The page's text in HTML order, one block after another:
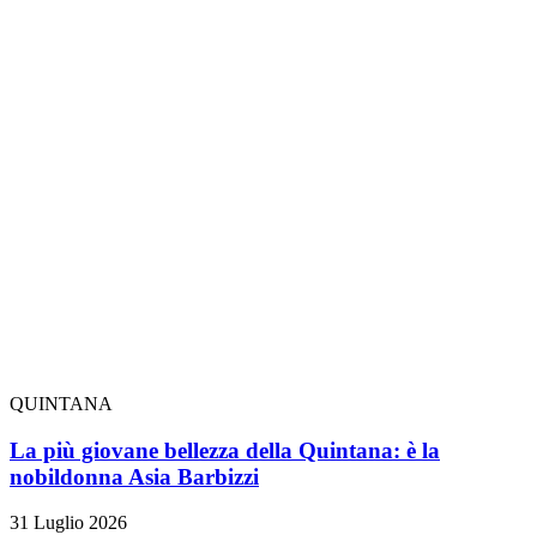
QUINTANA
La più giovane bellezza della Quintana: è la
nobildonna Asia Barbizzi
31 Luglio 2026